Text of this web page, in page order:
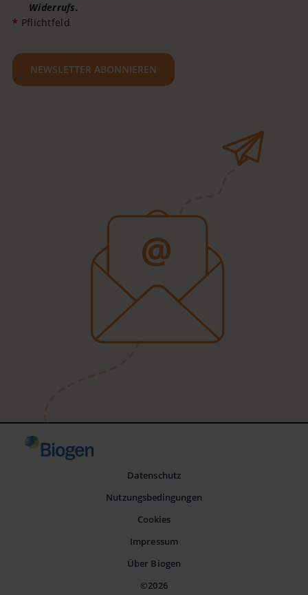
Widerrufs.
* Pflichtfeld
NEWSLETTER ABONNIEREN
©2026
Datenschutz
Nutzungsbedingungen
Cookies
Impressum
Über Biogen